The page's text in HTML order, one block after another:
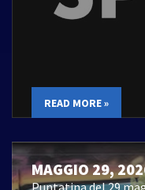
READ MORE »
MAGGIO 29,